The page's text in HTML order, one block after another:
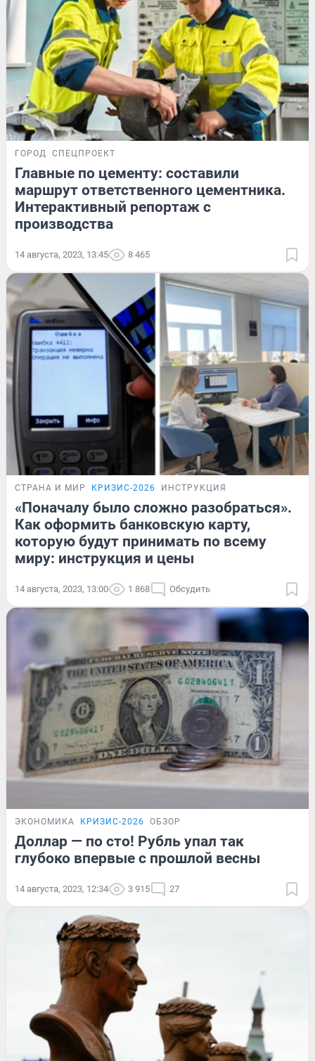
ГОРОД СПЕЦПРОЕКТ
Главные по цементу: составили
маршрут ответственного цементника.
Интерактивный репортаж с
производства
14 августа, 2023, 13:45 8 465
СТРАНА И МИР КРИЗИС-2026 ИНСТРУКЦИЯ
«Поначалу было сложно разобраться».
Как оформить банковскую карту,
которую будут принимать по всему
миру: инструкция и цены
14 августа, 2023, 13:00 1 868 Обсудить
ЭКОНОМИКА КРИЗИС-2026 ОБЗОР
Доллар — по сто! Рубль упал так
глубоко впервые с прошлой весны
14 августа, 2023, 12:34 3 915 27